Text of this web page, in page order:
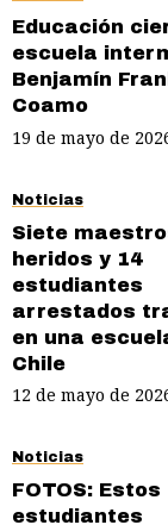
Educación
escuela
Benjamín
Coamo
19 de mayo de
Noticias
Siete
heridos y 14
estudiantes
arrestados
en una
Chile
12 de mayo de
Noticias
FOTOS: Estos
estudiantes